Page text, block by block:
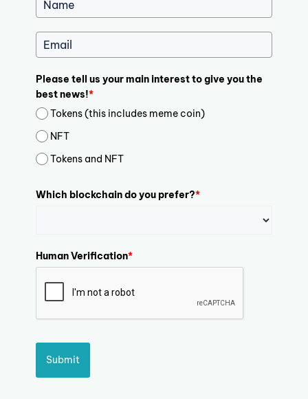
Please tell us your main interest to give you the
best news!*
Tokens (this includes meme coin)
NFT
Tokens and NFT
Which blockchain do you prefer?*
Human Verification*
Submit